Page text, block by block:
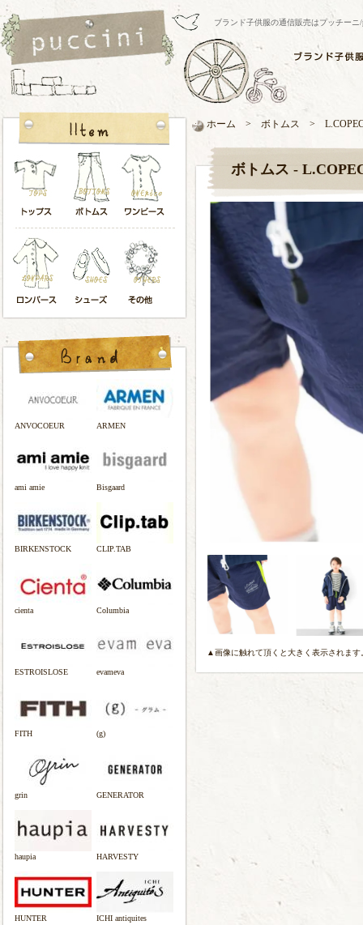
ブランド子供服の通信販売はプッチー
ANVOCOEUR ARMEN
ami amie Bisgaard
BIRKENSTOCK CLIP.TAB
cienta Columbia
ESTROISLOSE evameva
FITH (g)
grin GENERATOR
haupia HARVESTY
HUNTER ICHI antiquites
ホーム > ボトムス >
ボトムス -
▲画像に触れて頂くと大きく表示されます